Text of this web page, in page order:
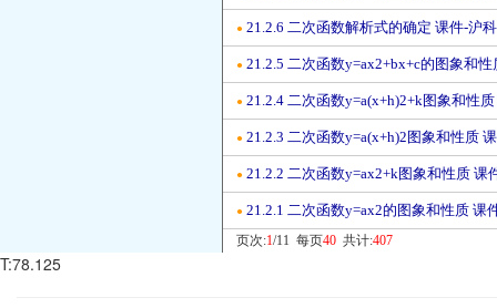
● 21.2.6 二次函数解析式的确定 课件-沪
● 21.2.5 二次函数y=ax2+bx+c的图象和
● 21.2.4 二次函数y=a(x+h)2+k图象和性
● 21.2.3 二次函数y=a(x+h)2图象和性质
● 21.2.2 二次函数y=ax2+k图象和性质 课
● 21.2.1 二次函数y=ax2的图象和性质 课
页次:1/11 每页40 共计:407
T:78.125